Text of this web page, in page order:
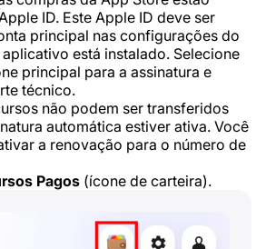
ID. Este Apple ID deve ser
principal nas configurações do
está instalado. Selecione
principal para a assinatura e
técnico.
não podem ser transferidos
automática estiver ativa. Você
a renovação para o número de
Pagos (ícone de carteira).